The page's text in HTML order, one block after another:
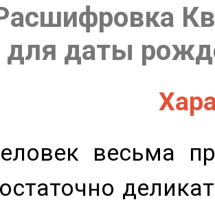
для даты
весьма